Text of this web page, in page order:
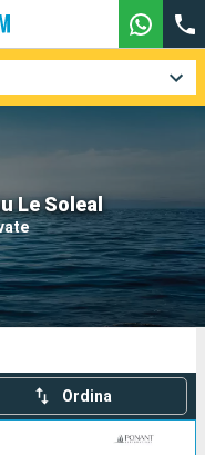
Le Soleal
Compagnie
Ordina